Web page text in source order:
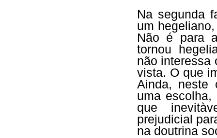
Na segunda
um
Não é para
tornou
não interessa
vista. O que
Ainda, neste
uma
que
prejudicial
na doutrina